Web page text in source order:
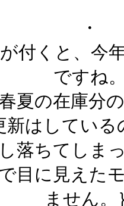
・
付くと、今
ですね
夏の在庫分
新はしてい
落ちてしま
目に見えた
ません。